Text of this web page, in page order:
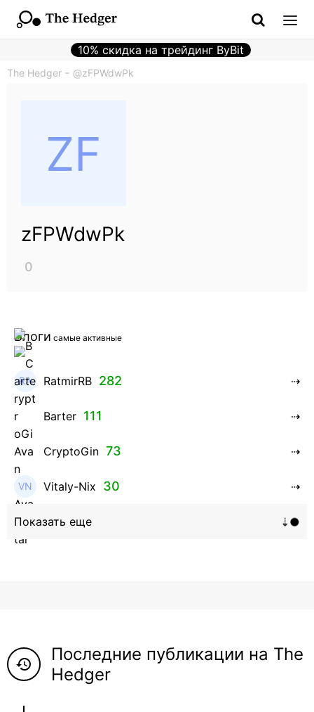
10% скидка на трейдинг ByBit
The Hedger @zFPWdwPk
zFPWdwPk
0
Блоги самые активные
RatmirRB 282
Barter 111
CryptoGin 73
Vitaly-Nix 30
Hanna_Zolo4evskaya
Neftegrad 5
history
Последние публикации на The
Hedger